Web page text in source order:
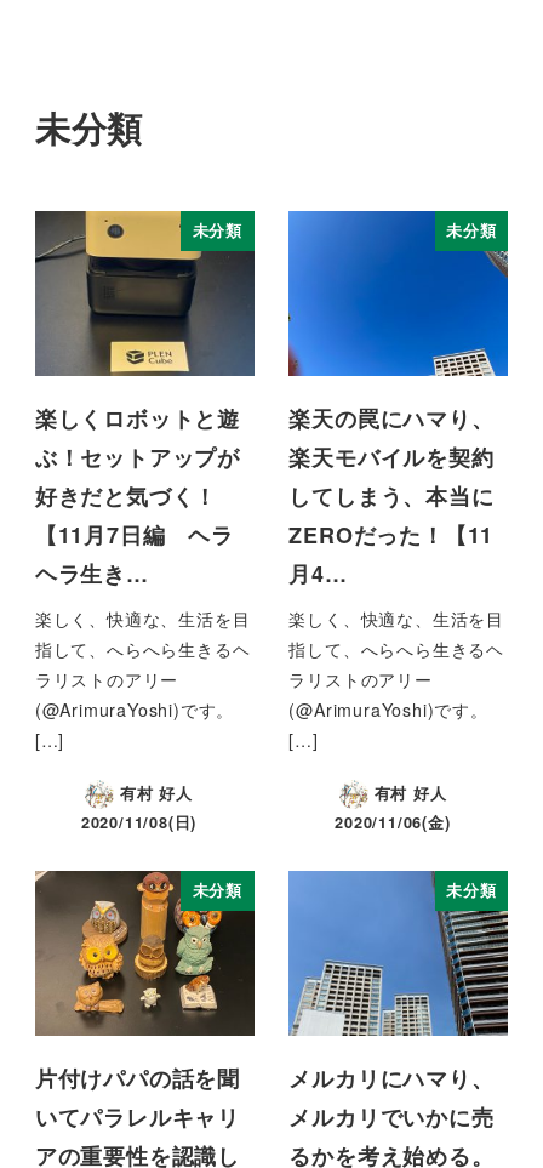
未分類
未分類
楽しくロボットと遊
ぶ！セットアップが
好きだと気づく！
【11月7日編 ヘラ
ヘラ生き…
楽しく、快適な、生活を目
指して、へらへら生きるヘ
ラリストのアリー
(@ArimuraYoshi)です。
[…]
有村 好人
2020/11/08(日)
未分類
楽天の罠にハマり、
楽天モバイルを契約
してしまう、本当に
ZEROだった！【11
月4…
楽しく、快適な、生活を目
指して、へらへら生きるヘ
ラリストのアリー
(@ArimuraYoshi)です。
[…]
有村 好人
2020/11/06(金)
未分類
片付けパパの話を聞
いてパラレルキャリ
アの重要性を認識し
未分類
メルカリにハマり、
メルカリでいかに売
るかを考え始める。